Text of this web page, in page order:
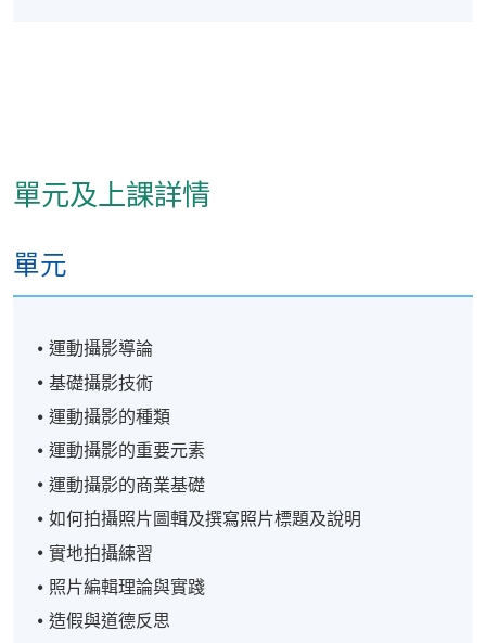
單元及上課詳情
單元
運動攝影導論
基礎攝影技術
運動攝影的種類
運動攝影的重要元素
運動攝影的商業基礎
如何拍攝照片圖輯及撰寫照片標題及說明
實地拍攝練習
照片編輯理論與實踐
造假與道德反思